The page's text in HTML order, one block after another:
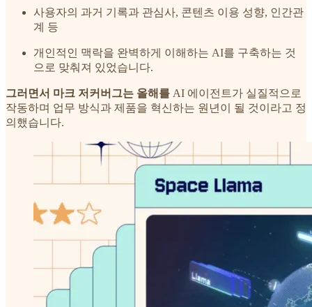
사용자의 과거 기록과 관심사, 콘텐츠 이용 성향, 인간관
계 등
개인적인 맥락을 완벽하게 이해하는 AI를 구축하는 것
으로 맞춰져 있었습니다.
그러면서 마크 저커버그는 올해를 AI 에이전트가 실질적으로
작동하며 업무 방식과 제품을 혁신하는 원년이 될 것이라고 정
의했습니다.